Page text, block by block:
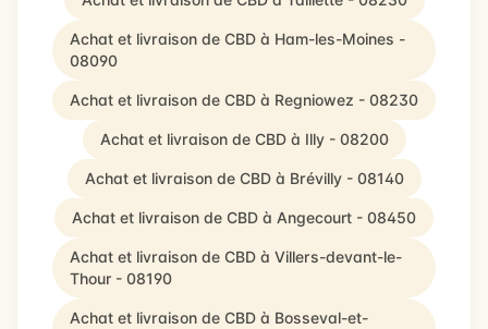
Achat et livraison de CBD à Ham-les-Moines -
08090
Achat et livraison de CBD à Regniowez - 08230
Achat et livraison de CBD à Illy - 08200
Achat et livraison de CBD à Brévilly - 08140
Achat et livraison de CBD à Angecourt - 08450
Achat et livraison de CBD à Villers-devant-le-
Thour - 08190
Achat et livraison de CBD à Bosseval-et-